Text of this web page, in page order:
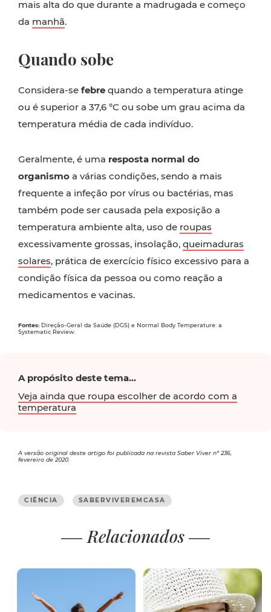
mais alta do que durante a madrugada e começo
da manhã.
Quando sobe
Considera-se febre quando a temperatura atinge
ou é superior a 37,6 °C ou sobe um grau acima da
temperatura média de cada indivíduo.
Geralmente, é uma resposta normal do
organismo a várias condições, sendo a mais
frequente a infeção por vírus ou bactérias, mas
também pode ser causada pela exposição a
temperatura ambiente alta, uso de roupas
excessivamente grossas, insolação, queimaduras
solares, prática de exercício físico excessivo para a
condição física da pessoa ou como reação a
medicamentos e vacinas.
Fontes: Direção-Geral da Saúde (DGS) e Normal Body Temperature: a
Systematic Review.
A propósito deste tema...
Veja ainda que roupa escolher de acordo com a
temperatura
A versão original deste artigo foi publicada na revista Saber Viver nº 236,
fevereiro de 2020.
CIÊNCIA SABERVIVEREMCASA
Relacionados